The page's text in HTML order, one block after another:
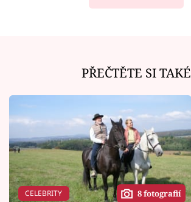
PŘEČTĚTE SI TAKÉ
CELEBRITY 8 fotografií